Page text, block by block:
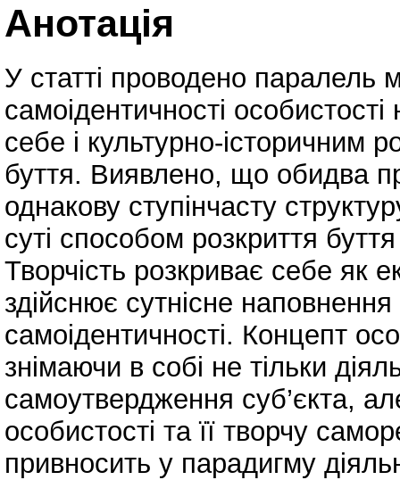
Анотація
У статті проводено паралель
самоідентичності особистості
себе і культурно-історичним
буття. Виявлено, що обидва
однакову ступінчасту
суті способом розкриття
Творчість розкриває себе як
здійснює сутнісне наповнення
самоідентичності. Концепт
знімаючи в собі не тільки
самоутвердження суб’єкта,
особистості та її творчу
привносить у парадигму